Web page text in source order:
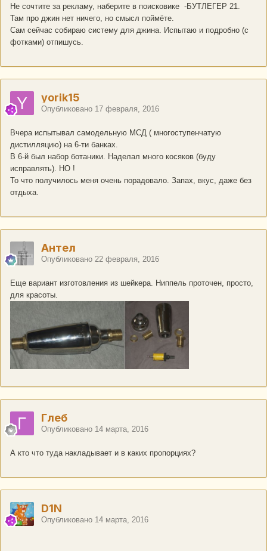
Не сочтите за рекламу, наберите в поисковике -БУТЛЕГЕР 21.
Там про джин нет ничего, но смысл поймёте.
Сам сейчас собираю систему для джина. Испытаю и подробно (с
фотками) отпишусь.
yorik15
Опубликовано 17 февраля, 2016
Вчера испытывал самодельную МСД ( многоступенчатую
дистилляцию) на 6-ти банках.
В 6-й был набор ботаники. Наделал много косяков (буду
исправлять). НО !
То что получилось меня очень порадовало. Запах, вкус, даже без
отдыха.
Антел
Опубликовано 22 февраля, 2016
Еще вариант изготовления из шейкера. Ниппель проточен, просто,
для красоты.
Глеб
Опубликовано 14 марта, 2016
А кто что туда накладывает и в каких пропорциях?
D1N
Опубликовано 14 марта, 2016